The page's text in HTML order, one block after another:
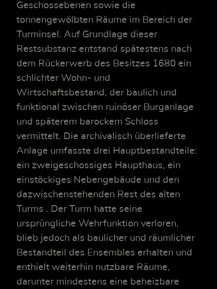
Geschossebenen sowie die
tonnengewölbten Räume im Bereich der
Turminsel. Auf Grundlage dieser
Restsubstanz entstand spätestens nach
dem Rückerwerb des Besitzes 1680 ein
schlichter Wohn- und
Wirtschaftsbestand, der baulich und
funktional zwischen ruinöser Burganlage
und späterem barockem Schloss
vermittelt. Die archivalisch überlieferte
Anlage umfasste drei Hauptbestandteile:
ein zweigeschossiges Haupthaus, ein
einstöckiges Nebengebäude und den
dazwischenstehenden Rest des alten
Turms . Der Turm hatte seine
ursprüngliche Wehrfunktion verloren,
blieb jedoch als baulicher und räumlicher
Bestandteil des Ensembles erhalten und
enthielt weiterhin nutzbare Räume,
darunter mindestens eine beheizbare